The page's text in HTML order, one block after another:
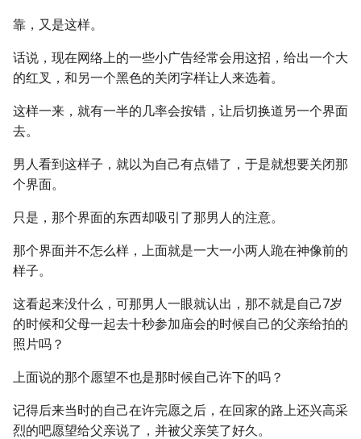
靠，又是这样。
话说，现在网络上的一些小广告经常会用这招，给出一个大
的红叉，和另一个黑色的关闭字样让人来选着。
这样一来，就有一半的几率会按错，让后切换道另一个界面
去。
男人看到这样子，就以为自己有点错了，于是就想要关闭那
个界面。
只是，那个界面的东西却吸引了那男人的注意。
那个界面并不怎么样，上面就是一大一小两人跪在神像前的
样子。
这看起来没什么，可那男人一眼就认出，那不就是自己7岁
的时候和父母一起去十秒参加庙会的时候自己的父亲给拍的
照片吗？
上面说的那个愿望不也是那时候自己许下的吗？
记得后来当时的自己在许完愿之后，在回家的路上还兴高采
烈的吧愿望给父亲说了，并被父亲笑了好久。